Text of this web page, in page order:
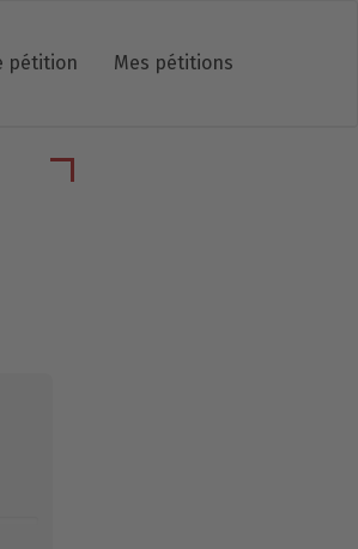
pétition Mes pétitions